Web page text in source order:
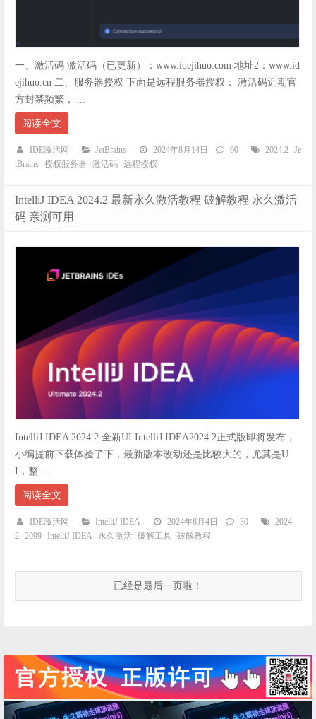
一、激活码 激活码（已更新）：www.idejihuo.com 地址2：www.id
ejihuo.cn 二、服务器授权 下面是远程服务器授权： 激活码近期官
方封禁频繁， ...
阅读全文
IDE激活网 JetBrains 2024年8月14日 60 2024.2 Je
tBrains
授权服务器 激活码 远程授权
IntelliJ IDEA 2024.2 最新永久激活教程 破解教程 永久激活
码 亲测可用
IntelliJ IDEA 2024.2 全新UI IntelliJ IDEA2024.2正式版即将发布，
小编提前下载体验了下，最新版本改动还是比较大的，尤其是U
I，整 ...
阅读全文
IDE激活网 IntelliJ IDEA 2024年8月4日 30
2024.
2
2099 IntelliJ IDEA 永久激活 破解工具 破解教程
已经是最后一页啦！